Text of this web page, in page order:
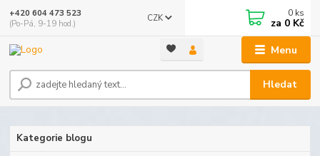
Menu
CZK
Hledat
+420 604 473 523
(Po-Pá, 9-19 hod.)
0 ks
za 0 Kč
Kategorie blogu